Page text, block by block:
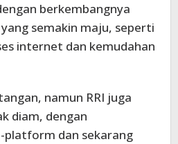
berkembangnya
semakin maju, seperti
internet dan kemudahan
namun RRI juga
diam, dengan
platform dan sekarang